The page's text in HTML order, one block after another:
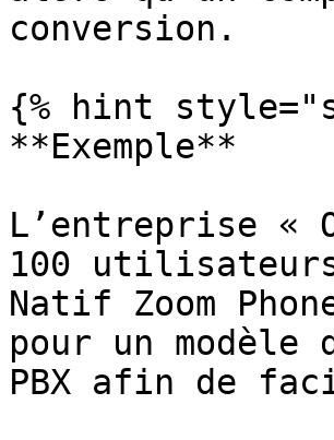
conversion.
{% hint
**Exemple**
L’entreprise «
100
Natif Zoom
pour un
PBX afin de